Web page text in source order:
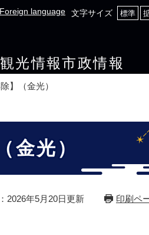
Foreign language 文字サイズ 標準
観光情報市政情報
】（金光）
金光）
2026年5月20日更新 印刷ペ